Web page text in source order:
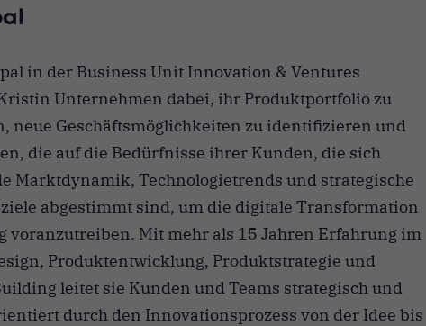
in der Business Unit Innovation & Ventures
Unternehmen dabei, ihr Produktportfolio zu
neue Geschäftsmöglichkeiten zu identifizieren und
die auf die Bedürfnisse ihrer Kunden, die sich
Marktdynamik, Technologietrends und strategische
abgestimmt sind, um die digitale Transformation
voranzutreiben. Mit mehr als 15 Jahren Erfahrung im
Produktentwicklung, Produktstrategie und
leitet sie Kunden und Teams strategisch und
durch den Innovationsprozess von der Idee bis